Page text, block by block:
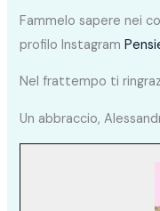
Fammelo sapere nei
profilo Instagram
Nel frattempo ti
Un abbraccio,